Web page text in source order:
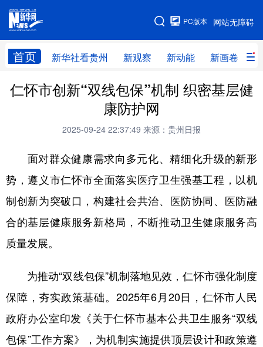
网站无障碍
PC版本
首页 新华社看贵州 新观察 新动能 新画卷
网站地图
新华社看贵州 新观察 新动能 新画卷
贵州领导 人事
直播
畅游贵州 数字贵州 律动贵州 健康贵州
光影贵州 部门之窗 县区直达 企业速递
六盘水
地方频道
天津 河北 山西
仁怀市创新“双线包保”机制 织密基层健
康防护网
2025-09-24 22:37:49 来源：贵州日报
面对群众健康需求向多元化、精细化升级的新形
势，遵义市仁怀市全面落实医疗卫生强基工程，以机
制创新为突破口，构建社会共治、医防协同、医防融
合的基层健康服务新格局，不断推动卫生健康服务高
质量发展。
为推动“双线包保”机制落地见效，仁怀市强化制度
保障，夯实政策基础。2025年6月20日，仁怀市人民
政府办公室印发《关于仁怀市基本公共卫生服务“双线
包保”工作方案》，为机制实施提供顶层设计和政策遵